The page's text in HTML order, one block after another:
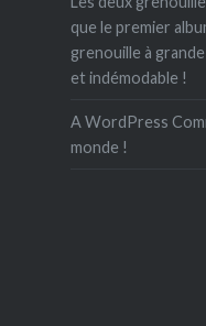
que le premier
grenouille à
et indémodable !
A WordPress
monde !